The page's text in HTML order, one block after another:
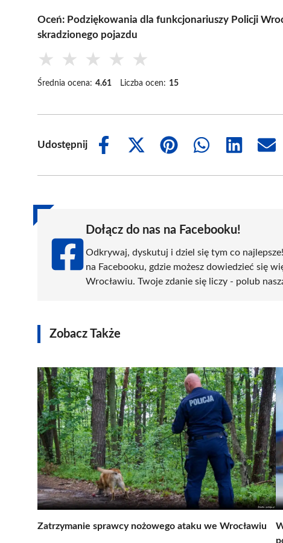
Oceń: Podziękowania dla funkcjonariuszy Policji
skradzionego pojazdu
★ ★ ★ ★ ★
Średnia ocena: 4.61 Liczba ocen: 15
Udostępnij
Share
Share
(Twitter)
Share
Share
Share
Dołącz do nas na Facebooku!
Odkrywaj, dyskutuj i dziel się tym co najlepsze!
na Facebooku, gdzie możesz dowiedzieć się
Wrocławiu. Twoje zdanie się liczy - polub
Zobacz Także
Zatrzymanie sprawcy nożowego ataku we Wrocławiu